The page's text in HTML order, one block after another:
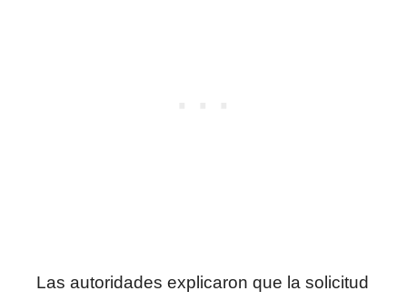
Las autoridades explicaron que la solicitud